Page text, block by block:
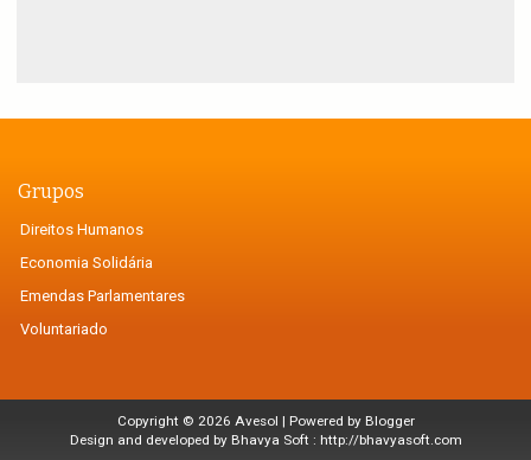
Grupos
Direitos Humanos
Economia Solidária
Emendas Parlamentares
Voluntariado
Copyright © 2026 Avesol | Powered by Blogger
Design and developed by Bhavya Soft : http://bhavyasoft.com